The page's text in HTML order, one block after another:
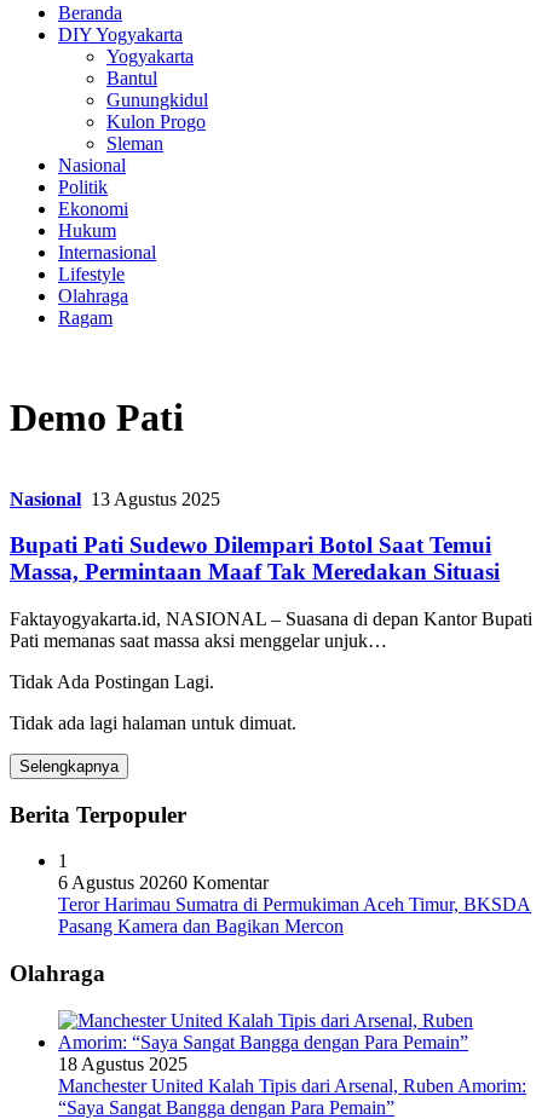
Beranda
DIY Yogyakarta
Yogyakarta
Bantul
Gunungkidul
Kulon Progo
Sleman
Nasional
Politik
Ekonomi
Hukum
Internasional
Lifestyle
Olahraga
Ragam
Demo Pati
Nasional 13 Agustus 2025
Bupati Pati Sudewo Dilempari Botol Saat Temui
Massa, Permintaan Maaf Tak Meredakan Situasi
Faktayogyakarta.id, NASIONAL – Suasana di depan Kantor Bupati
Pati memanas saat massa aksi menggelar unjuk…
Tidak Ada Postingan Lagi.
Tidak ada lagi halaman untuk dimuat.
Selengkapnya
Berita Terpopuler
1
6 Agustus 20260 Komentar
Teror Harimau Sumatra di Permukiman Aceh Timur, BKSDA
Pasang Kamera dan Bagikan Mercon
Olahraga
18 Agustus 2025
Manchester United Kalah Tipis dari Arsenal, Ruben Amorim:
“Saya Sangat Bangga dengan Para Pemain”